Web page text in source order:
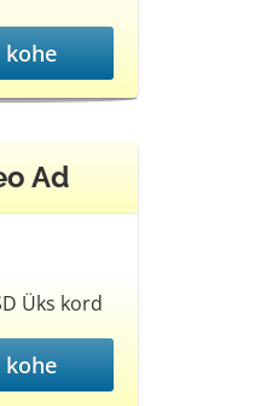
kohe
Ad
Üks kord
kohe